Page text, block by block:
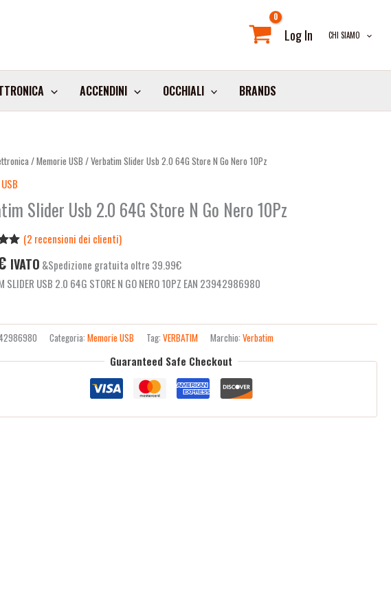
Log In CHI SIAMO
ACCENDINI OCCHIALI BRANDS
/Memorie USB / Verbatim Slider Usb 2.0 64G Store N Go Nero 10Pz
Slider Usb 2.0 64G Store N Go Nero 10Pz
(2 recensioni dei clienti)
IVATO &Spedizione gratuita oltre 39.99€
SLIDER USB 2.0 64G STORE N GO NERO 10PZ EAN 23942986980
Categoria:Memorie USB Tag:VERBATIM Marchio:Verbatim
Guaranteed Safe Checkout